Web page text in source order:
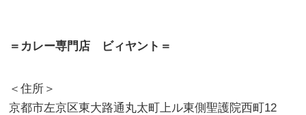
＝カレー専門店 ビィヤント＝
＜住所＞
京都市左京区東大路通丸太町上ル東側聖護院西町12